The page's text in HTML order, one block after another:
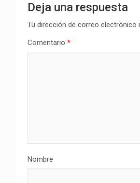
Deja una respuesta
Tu dirección de correo electrónico
Comentario *
Nombre